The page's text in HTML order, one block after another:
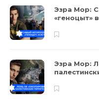
Эзра Мор:
«геноцыт»
Эзра Мор: